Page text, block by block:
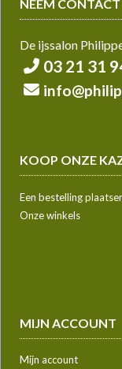
NEEM
De ijssalon
03 21 31
KOOP ONZE
Een bestelling
Onze winkels
MIJN ACCOUNT
Mijn account